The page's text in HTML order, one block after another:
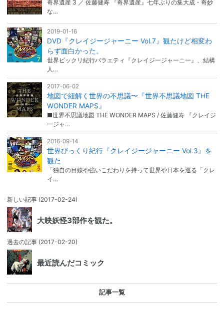
奇界遺産 3 ／ 佐藤健寿 『奇界遺産』七年ぶりの集大成・奇妙
な…
2019-01-16
DVD『クレイジージャーニー Vol.7』観たけど相変わ
らず面白かった。
世界ビックリ紀行バラエティ『クレイジージャーニー』、結構
人…
2017-06-02
地図で紐解く世界の不思議〜『世界不思議地図 THE
WONDER MAPS』
■世界不思議地図 THE WONDER MAPS / 佐藤健寿 『クレイジ
ージャ…
2016-09-14
世界びっくり紀行『クレイジージャーニー Vol.3』を
観た
「独自の目線や強いこだわりを持って世界や日本を巡る「クレ
イ…
新しい記事 (2017-02-24)
大映妖怪3部作を観た。
過去の記事 (2017-02-20)
最近読んだコミック
記事一覧